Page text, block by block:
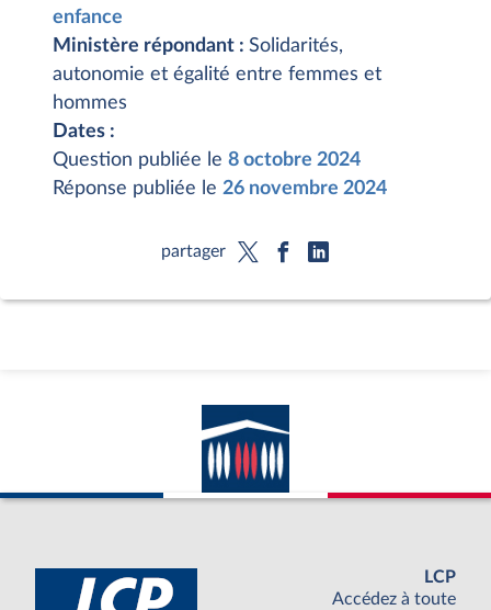
enfance
Ministère répondant : Solidarités,
autonomie et égalité entre femmes et
hommes
Dates :
Question publiée le 8 octobre 2024
Réponse publiée le 26 novembre 2024
partager
LCP
Accédez à toute